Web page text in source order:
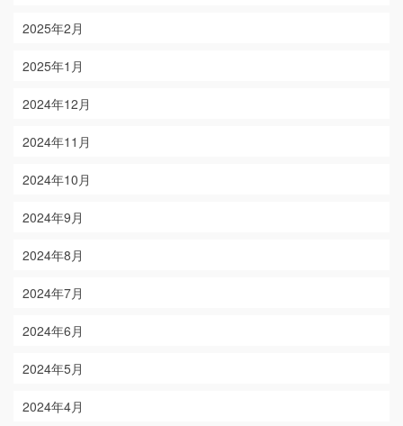
2025年2月
2025年1月
2024年12月
2024年11月
2024年10月
2024年9月
2024年8月
2024年7月
2024年6月
2024年5月
2024年4月